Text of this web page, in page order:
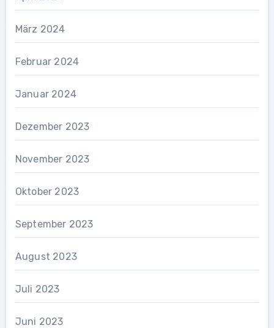
März 2024
Februar 2024
Januar 2024
Dezember 2023
November 2023
Oktober 2023
September 2023
August 2023
Juli 2023
Juni 2023